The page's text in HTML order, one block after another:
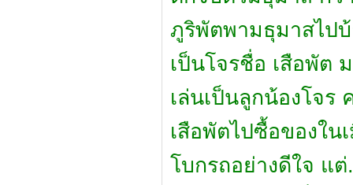
ภูริพัตพามธุมาสไป
เป็นโจรชื่อ เสือพัต
เล่นเป็นลูกน้องโจ
เสือพัตไปซื้อของใน
โบกรถอย่างดีใจ แ